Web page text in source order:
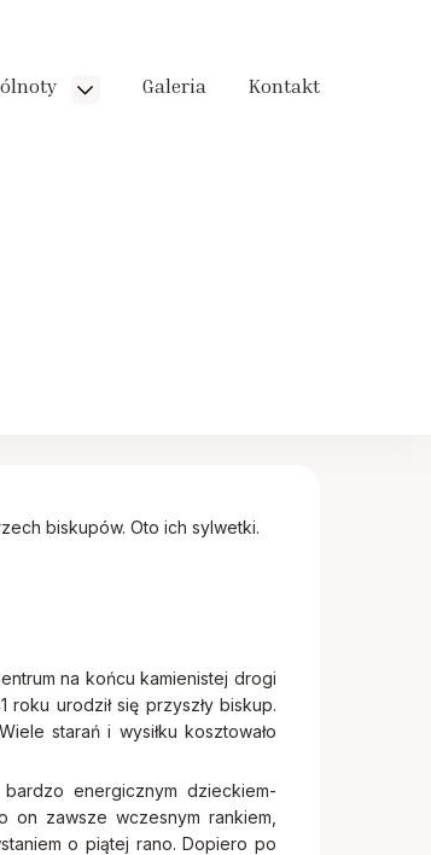
Galeria Kontakt
biskupów. Oto ich sylwetki.
na końcu kamienistej drogi
roku urodził się przyszły biskup.
starań i wysiłku kosztowało
energicznym dzieckiem-
on zawsze wczesnym rankiem,
o piątej rano. Dopiero po